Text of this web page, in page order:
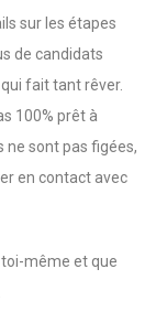
sur les étapes
de candidats
fait tant rêver.
100% prêt à
ne sont pas figées,
en contact avec
toi-même et que